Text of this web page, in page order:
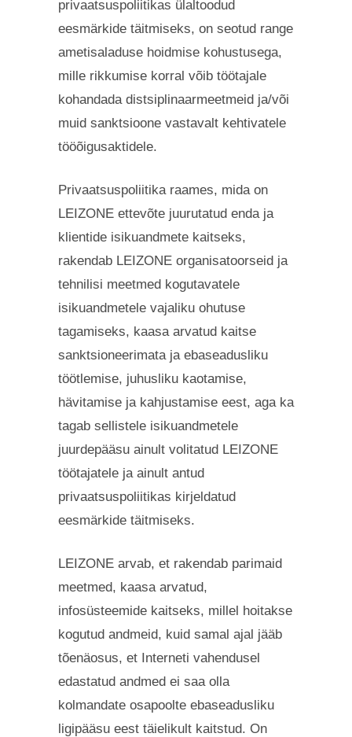
privaatsuspoliitikas ülaltoodud
eesmärkide täitmiseks, on seotud range
ametisaladuse hoidmise kohustusega,
mille rikkumise korral võib töötajale
kohandada distsiplinaarmeetmeid ja/või
muid sanktsioone vastavalt kehtivatele
tööõigusaktidele.
Privaatsuspoliitika raames, mida on
LEIZONE ettevõte juurutatud enda ja
klientide isikuandmete kaitseks,
rakendab LEIZONE organisatoorseid ja
tehnilisi meetmed kogutavatele
isikuandmetele vajaliku ohutuse
tagamiseks, kaasa arvatud kaitse
sanktsioneerimata ja ebaseadusliku
töötlemise, juhusliku kaotamise,
hävitamise ja kahjustamise eest, aga ka
tagab sellistele isikuandmetele
juurdepääsu ainult volitatud LEIZONE
töötajatele ja ainult antud
privaatsuspoliitikas kirjeldatud
eesmärkide täitmiseks.
LEIZONE arvab, et rakendab parimaid
meetmed, kaasa arvatud,
infosüsteemide kaitseks, millel hoitakse
kogutud andmeid, kuid samal ajal jääb
tõenäosus, et Interneti vahendusel
edastatud andmed ei saa olla
kolmandate osapoolte ebaseadusliku
ligipääsu eest täielikult kaitstud. On